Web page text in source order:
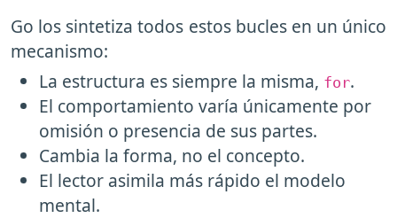
Go los sintetiza todos estos bucles en un único
mecanismo:
La estructura es siempre la misma, for.
El comportamiento varía únicamente por
omisión o presencia de sus partes.
Cambia la forma, no el concepto.
El lector asimila más rápido el modelo
mental.